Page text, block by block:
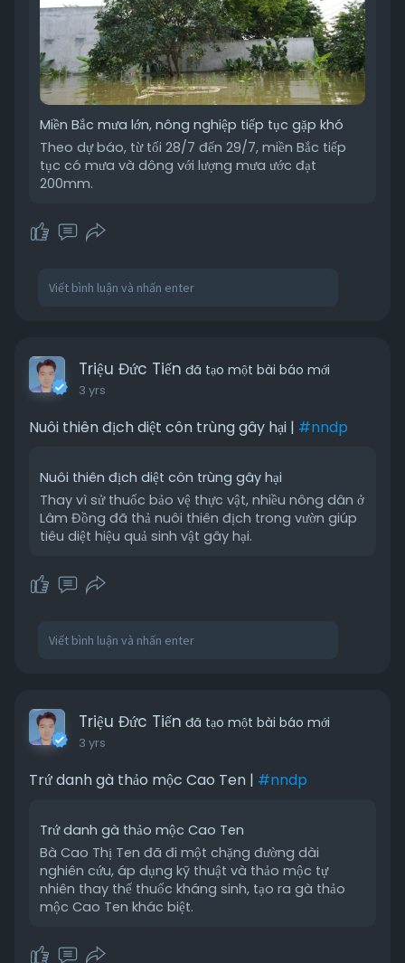
Miền Bắc mưa lớn, nông nghiệp tiếp tục gặp khó
Theo dự báo, từ tối 28/7 đến 29/7, miền Bắc tiếp
tục có mưa và dông với lượng mưa ước đạt
200mm.
Triệu Đức Tiến đã tạo một bài báo mới
3 yrs
Nuôi thiên địch diệt côn trùng gây hại | #nndp
Nuôi thiên địch diệt côn trùng gây hại
Thay vì sử thuốc bảo vệ thực vật, nhiều nông dân ở
Lâm Đồng đã thả nuôi thiên địch trong vườn giúp
tiêu diệt hiệu quả sinh vật gây hại.
Triệu Đức Tiến đã tạo một bài báo mới
3 yrs
Trứ danh gà thảo mộc Cao Ten | #nndp
Trứ danh gà thảo mộc Cao Ten
Bà Cao Thị Ten đã đi một chặng đường dài
nghiên cứu, áp dụng kỹ thuật và thảo mộc tự
nhiên thay thế thuốc kháng sinh, tạo ra gà thảo
mộc Cao Ten khác biệt.